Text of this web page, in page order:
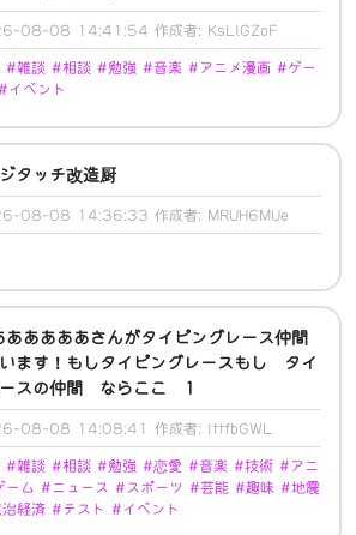
08-08 14:41:54 作成者: KsLlGZoF
#雑談 #相談 #勉強 #音楽 #アニメ漫画 #ゲー
イベント
タッチ改造厨
08-08 14:36:33 作成者: MRUH6MUe
ああああさんがタイピングレース仲間
ます！もしタイピングレースもし タイ
ースの仲間 ならここ 1
08-08 14:08:41 作成者: IttfbGWL
#雑談 #相談 #勉強 #恋愛 #音楽 #技術 #アニ
ーム #ニュース #スポーツ #芸能 #趣味 #地震
経済 #テスト #イベント